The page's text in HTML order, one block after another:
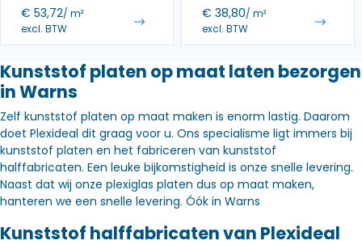
€ 53,72/ m²
excl. BTW
€ 38,80/ m²
excl. BTW
Kunststof platen op maat laten bezorgen
in Warns
Zelf kunststof platen op maat maken is enorm lastig. Daarom
doet Plexideal dit graag voor u. Ons specialisme ligt immers bij
kunststof platen en het fabriceren van kunststof
halffabricaten. Een leuke bijkomstigheid is onze snelle levering.
Naast dat wij onze plexiglas platen dus op maat maken,
hanteren we een snelle levering. Óók in Warns
Kunststof halffabricaten van Plexideal